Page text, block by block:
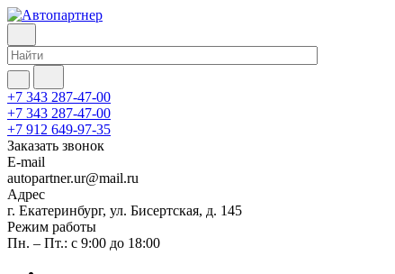
+7 343 287-47-00
+7 343 287-47-00
+7 912 649-97-35
Заказать звонок
E-mail
autopartner.ur@mail.ru
Адрес
г. Екатеринбург, ул. Бисертская, д. 145
Режим работы
Пн. – Пт.: с 9:00 до 18:00